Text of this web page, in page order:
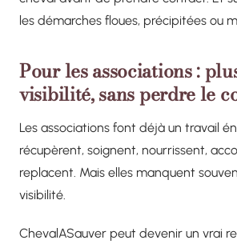
les démarches floues, précipitées ou
Pour les associations :
visibilité, sans perdre le
Les associations font déjà un travail
récupèrent, soignent, nourrissent,
replacent. Mais elles manquent
visibilité.
ChevalASauver peut devenir un vrai